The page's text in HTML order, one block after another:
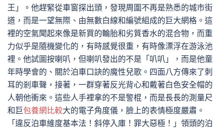
王」。他趕緊從車窗探出頭，發現周圍不再是熟悉的城市街
道，而是一望無際、由無數白線和編號組成的巨大網格。這
裡的空氣聞起來像是新買的輪胎和劣質香水的混合物，而重
力似乎是隨機變化的，有時感覺很重，有時像漂浮在游泳池
裡。他試圖按喇叭，但喇叭發出的不是「叭叭」，而是他童
年時學會的、關於泊車口訣的魔性兒歌。四面八方傳來了刺
耳的剎車聲，接著，一群穿著反光背心和戴著白色安全帽的
人朝他衝來。這些人手裡拿的不是警棍，而是長長的測量尺
和巨包養網比較大的電子角度儀，臉上的表情極度嚴肅。
「違反泊車維度基本法！斜停入庫！罪大惡極！」領頭的泊